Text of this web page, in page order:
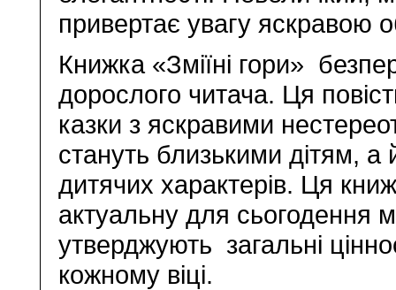
привертає увагу яскравою
Книжка «Зміїні гори»
дорослого читача. Ця
казки з яскравими
стануть близькими дітям,
дитячих характерів. Ця
актуальну для сьогодення
утверджують загальні
кожному віці.